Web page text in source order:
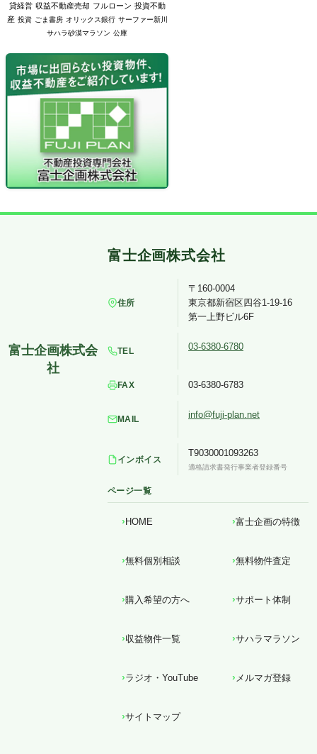
貸経営 収益不動産売却 フルローン 投資不動
産 投資 ごま書房 オリックス銀行 サーファー新川
サハラ砂漠マラソン 公庫
住所
〒160-0004
東京都新宿区四谷1-19-16
第一上野ビル6F
TEL 03-6380-6780
FAX 03-6380-6783
MAIL info@fuji-plan.net
インボイス
T9030001093263
適格請求書発行事業者登録番号
ページ一覧
HOME 富士企画の特徴
無料個別相談 無料物件査定
購入希望の方へ サポート体制
収益物件一覧 サハラマラソン
ラジオ・YouTube メルマガ登録
サイトマップ